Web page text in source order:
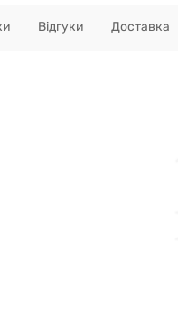
Відгуки Доставка